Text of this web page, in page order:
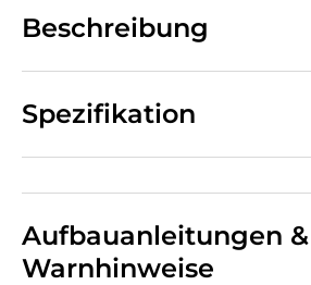
Beschreibung
Spezifikation
Aufbauanleitungen &
Warnhinweise